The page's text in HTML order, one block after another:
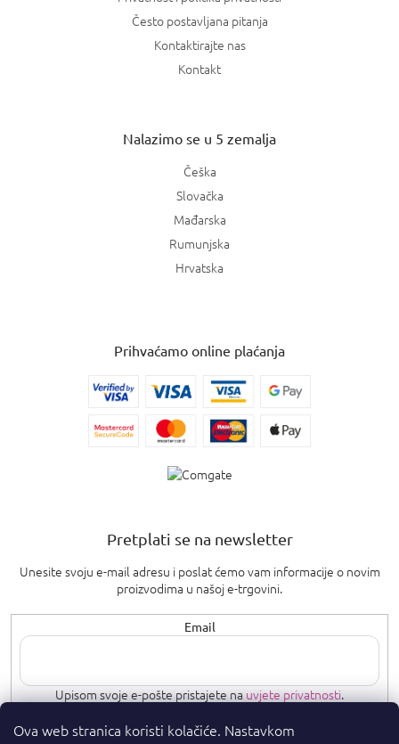
Ova web stranica koristi kolačiće. Nastavkom
Često postavljana pitanja
Kontaktirajte nas
Kontakt
Nalazimo se u 5 zemalja
Češka
Slovačka
Mađarska
Rumunjska
Hrvatska
Prihvaćamo online plaćanja
Pretplati se na newsletter
Unesite svoju e-mail adresu i poslat ćemo vam informacije o novim
proizvodima u našoj e-trgovini.
Email
Upisom svoje e-pošte pristajete nauvjete privatnosti.
PRETPLATI SE